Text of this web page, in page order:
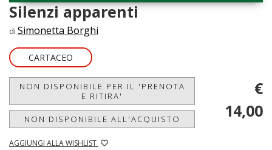
Silenzi apparenti
di Simonetta Borghi
CARTACEO
NON DISPONIBILE PER IL 'PRENOTA
E RITIRA'
NON DISPONIBILE ALL'ACQUISTO
AGGIUNGI ALLA WISHLIST
€
14,00